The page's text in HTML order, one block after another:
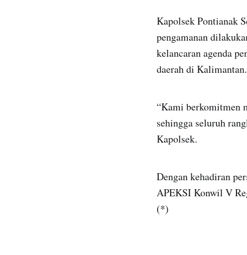
Kapolsek Pontianak
pengamanan
kelancaran agenda
daerah di Kalimantan.
“Kami berkomitmen
sehingga seluruh
Kapolsek.
Dengan kehadiran
APEKSI Konwil V
(*)